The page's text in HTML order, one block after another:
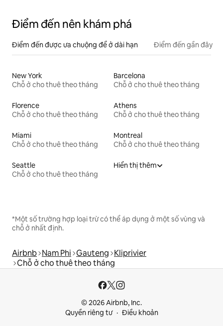
Điểm đến nên khám phá
Điểm đến được ưa chuộng để ở dài hạn Điểm đến gần đây
New York
Chỗ ở cho thuê theo tháng
Barcelona
Chỗ ở cho thuê theo tháng
Florence
Chỗ ở cho thuê theo tháng
Athens
Chỗ ở cho thuê theo tháng
Miami
Chỗ ở cho thuê theo tháng
Montreal
Chỗ ở cho thuê theo tháng
Seattle
Chỗ ở cho thuê theo tháng
Hiển thị thêm
*Một số trường hợp loại trừ có thể áp dụng ở một số vùng và
chỗ ở nhất định.
Airbnb Nam Phi Gauteng Kliprivier
Chỗ ở cho thuê theo tháng
© 2026 Airbnb, Inc.
Quyền riêng tư
Điều khoản